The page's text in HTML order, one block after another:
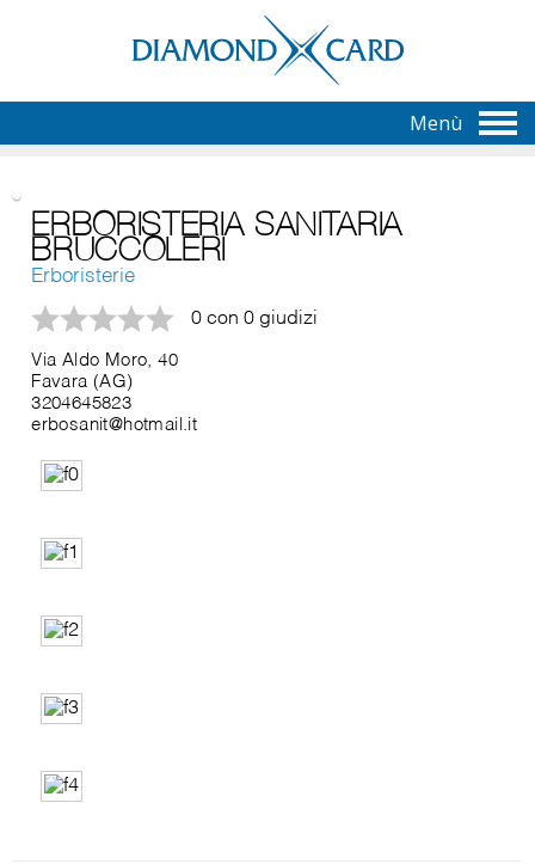
Menù
ERBORISTERIA SANITARIA
BRUCCOLERI
Erboristerie
0 con 0 giudizi
Via Aldo Moro, 40
Favara (AG)
3204645823
erbosanit@hotmail.it